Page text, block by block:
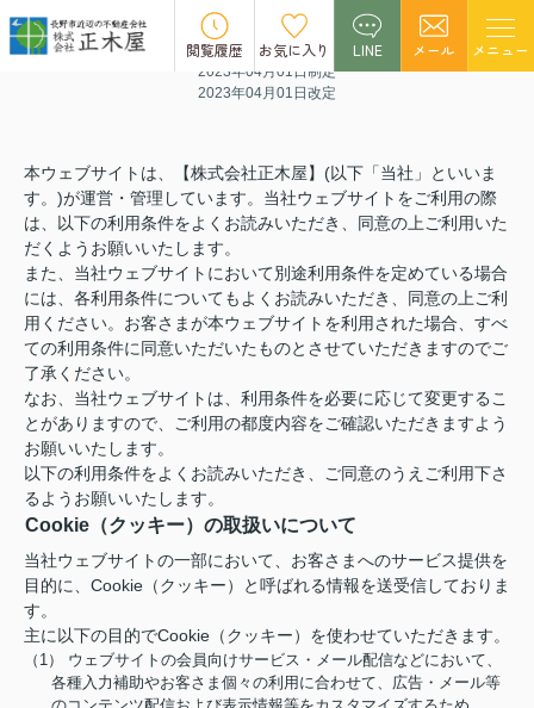
閲覧履歴 お気に入り LINE メール メニュー
Cookieの取扱いについて
2023年04月01日制定
2023年04月01日改定
本ウェブサイトは、【株式会社正木屋】(以下「当社」といいま
す。)が運営・管理しています。当社ウェブサイトをご利用の際
は、以下の利用条件をよくお読みいただき、同意の上ご利用いた
だくようお願いいたします。
また、当社ウェブサイトにおいて別途利用条件を定めている場合
には、各利用条件についてもよくお読みいただき、同意の上ご利
用ください。お客さまが本ウェブサイトを利用された場合、すべ
ての利用条件に同意いただいたものとさせていただきますのでご
了承ください。
なお、当社ウェブサイトは、利用条件を必要に応じて変更するこ
とがありますので、ご利用の都度内容をご確認いただきますよう
お願いいたします。
以下の利用条件をよくお読みいただき、ご同意のうえご利用下さ
るようお願いいたします。
Cookie（クッキー）の取扱いについて
当社ウェブサイトの一部において、お客さまへのサービス提供を
目的に、Cookie（クッキー）と呼ばれる情報を送受信しておりま
す。
主に以下の目的でCookie（クッキー）を使わせていただきます。
（1） ウェブサイトの会員向けサービス・メール配信などにおいて、
各種入力補助やお客さま個々の利用に合わせて、広告・メール等